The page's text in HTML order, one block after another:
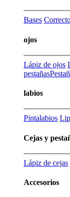
Bases
ojos
Lápiz de ojos
pestañas
labios
Pintalabios
Cejas y
Lápiz de cejas
Accesorios